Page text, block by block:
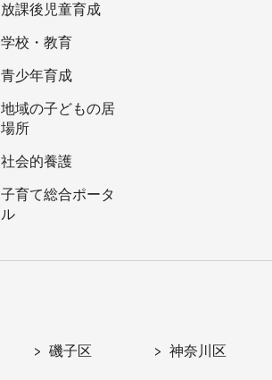
放課後児童育成
学校・教育
青少年育成
地域の子どもの居
場所
社会的養護
子育て総合ポータ
ル
磯子区 神奈川区